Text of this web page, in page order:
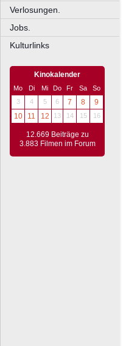
Verlosungen.
Jobs.
Kulturlinks
Kinokalender
Mo Di Mi Do Fr Sa
So
3
4 5 6 7 8
9
10
11 12 13 14 15 16
12.669 Beiträge zu
3.883 Filmen im Forum